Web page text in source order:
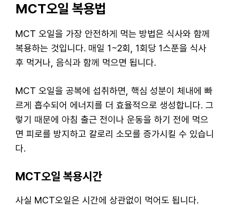
MCT오일 복용법
MCT 오일을 가장 안전하게 먹는 방법은 식사와 함께
복용하는 것입니다. 매일 1~2회, 1회당 1스푼을 식사
후 먹거나, 음식과 함께 먹으면 됩니다.
MCT 오일을 공복에 섭취하면, 핵심 성분이 체내에 빠
르게 흡수되어 에너지를 더 효율적으로 생성합니다. 그
렇기 때문에 아침 출근 전이나 운동을 하기 전에 먹으
면 피로를 방지하고 칼로리 소모를 증가시킬 수 있습니
다.
MCT오일 복용시간
사실 MCT오일은 시간에 상관없이 먹어도 됩니다.